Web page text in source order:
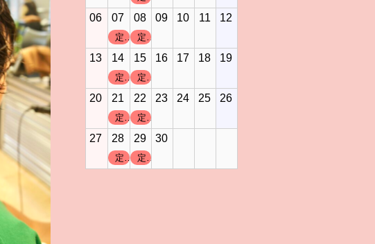
06 07
定休日
08
定休日
09 10 11 12
13 14
定休日
15
定休日
16 17 18 19
20 21
定休日
22
定休日
23 24 25 26
27 28
定休日
29
定休日
30